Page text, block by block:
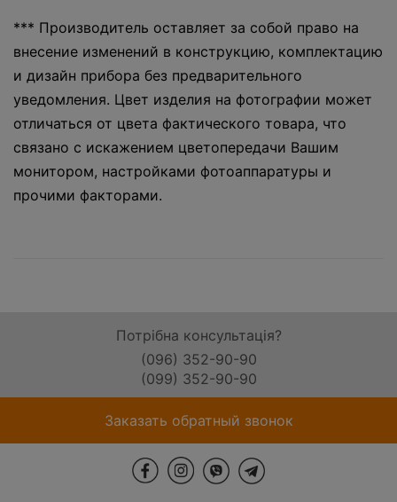
*** Производитель оставляет за собой право на
внесение изменений в конструкцию, комплектацию
и дизайн прибора без предварительного
уведомления. Цвет изделия на фотографии может
отличаться от цвета фактического товара, что
связано с искажением цветопередачи Вашим
монитором, настройками фотоаппаратуры и
прочими факторами.
Потрібна консультація?
(096) 352-90-90
(099) 352-90-90
Заказать обратный звонок